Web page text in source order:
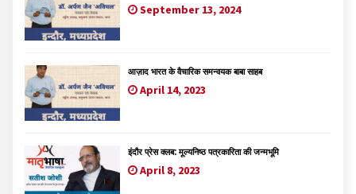
September 13, 2024
आज़ाद भारत के वैचारिक समन्वयक बाबा साहब
April 14, 2023
इंदौर प्रेस क्लब: मूल्यनिष्ठ पत्रकारिता की जन्मभूमि
April 8, 2023